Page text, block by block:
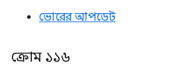
ভোরের আপডেট
ক্রোম ১১৬